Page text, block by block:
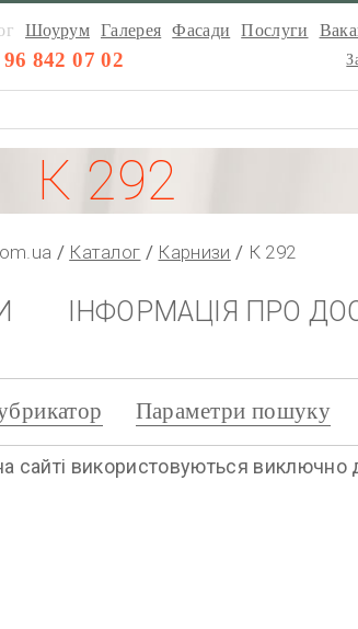
Шоурум Галерея Фасади Послуги
842 07 02
К 292
Каталог Карнизи К 292
ІНФОРМАЦІЯ ПРО
Параметри пошуку
використовуються виключно